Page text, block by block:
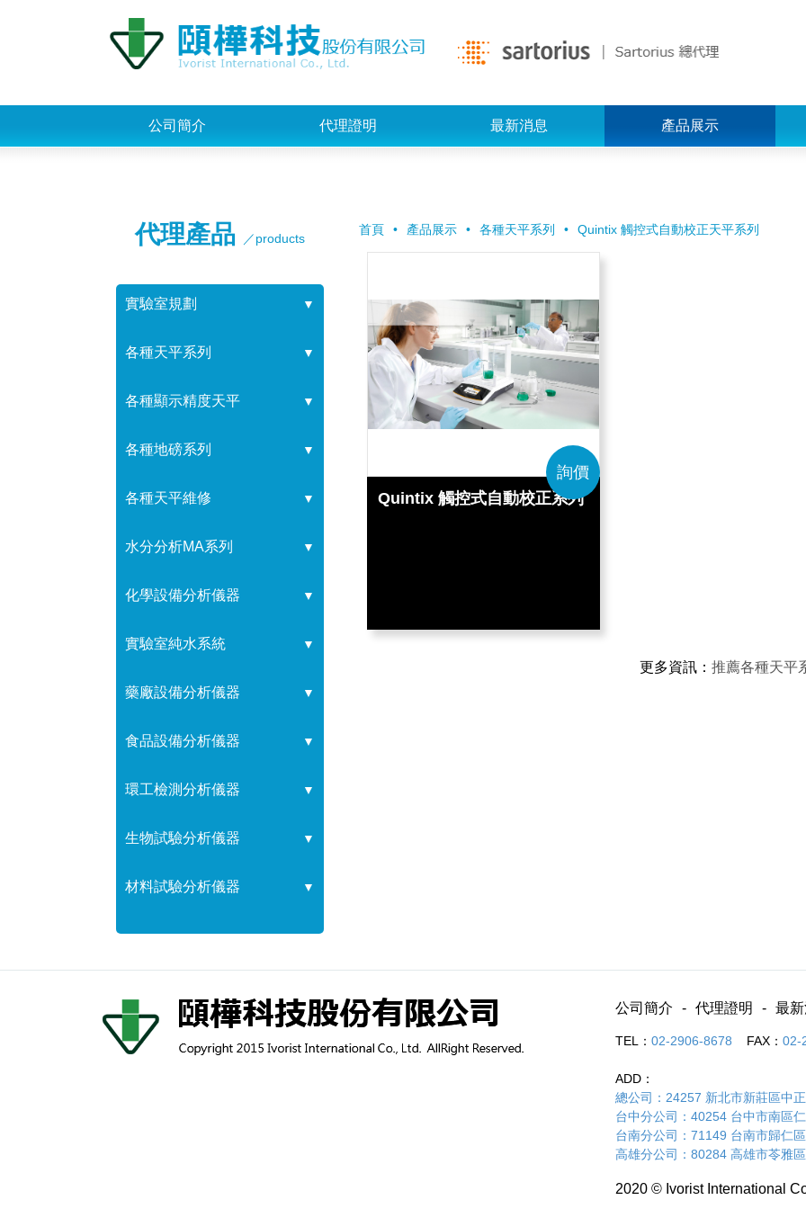
公司簡介 代理證明 最新消息 產品展示
代理產品 ／products
實驗室規劃 ▼
各種天平系列 ▼
各種顯示精度天平 ▼
各種地磅系列 ▼
各種天平維修 ▼
水分分析MA系列 ▼
化學設備分析儀器 ▼
實驗室純水系統 ▼
藥廠設備分析儀器 ▼
食品設備分析儀器 ▼
環工檢測分析儀器 ▼
生物試驗分析儀器 ▼
材料試驗分析儀器 ▼
首頁 產品展示 各種天平系列 Quintix 觸控式自動校正天平系列
Quintix 觸控式自動校正系列
詢價
更多資訊： 推薦各種天平
公司簡介 代理證明 最
TEL： 02-2906-8678 FAX： 02-
ADD：
總公司：24257 新北市新莊區中
台中分公司：40254 台中市南區
台南分公司：71149 台南市歸仁
高雄分公司：80284 高雄市苓雅
2020 © Ivorist International